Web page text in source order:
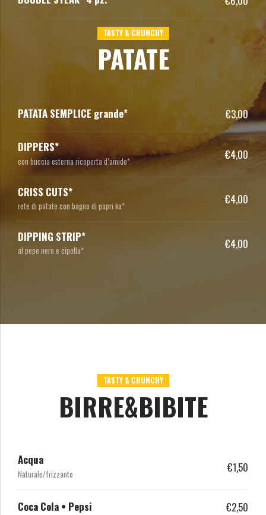
TASTY & CRUNCHY
PATATE
PATATA SEMPLICE grande* €3,00
DIPPERS*
con buccia esterna ricoperta d’amido* €4,00
CRISS CUTS*
rete di patate con bagno di papri ka* €4,00
DIPPING STRIP*
al pepe nero e cipolla* €4,00
TASTY & CRUNCHY
BIRRE&BIBITE
Acqua
Naturale/frizzante €1,50
Coca Cola • Pepsi €2,50